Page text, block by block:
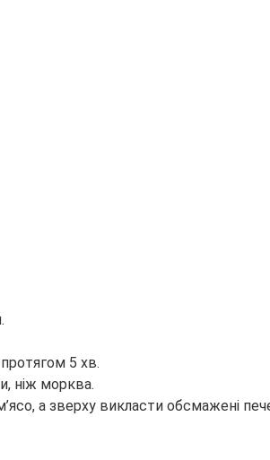
5 хв.
ніж морква.
а зверху викласти обсмажені